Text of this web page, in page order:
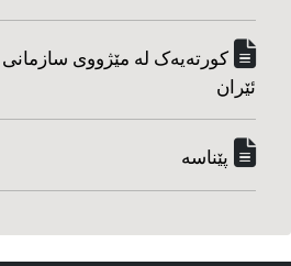
کورته‌یه‌ک له مێژووی
ئێران
پێناسه‌